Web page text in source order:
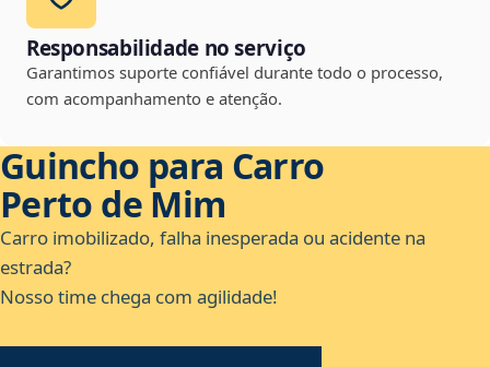
Responsabilidade no serviço
Garantimos suporte confiável durante todo o processo,
com acompanhamento e atenção.
Guincho para Carro
Perto de Mim
Carro imobilizado, falha inesperada ou acidente na
estrada?
Nosso time chega com agilidade!